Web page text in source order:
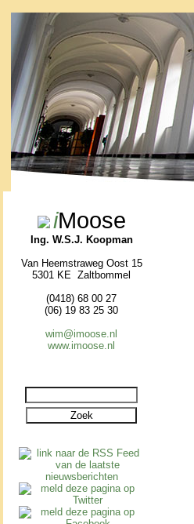
iMoose
Ing. W.S.J. Koopman
Van Heemstraweg Oost 15
5301 KE Zaltbommel
(0418) 68 00 27
(06) 19 83 25 30
wim@imoose.nl
www.imoose.nl